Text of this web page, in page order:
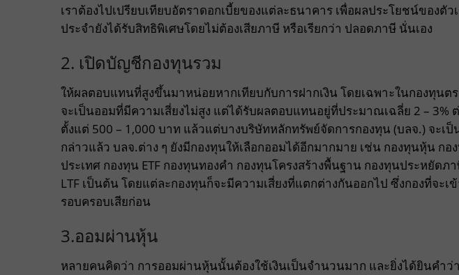
เราต้องไปเปรียบเทียบอัตราดอกเบี้ยของแต่ละธนาคาร เพื่อผลประโยชน์ของตัว
ประจำยังได้รับสิทธิพิเศษโดยไม่ต้องเสียภาษี หรือเรียกว่า ปลอดภาษี นั่นเอง
2. เปิดบัญชีกองทุนรวม
ให้ผลตอบแทนที่สูงขึ้นมาหน่อยหากเทียบกับการฝากเงิน โดยเฉพาะในกองทุนต
จะเป็นออมที่มีความเสี่ยงไม่สูง แต่ได้รับผลตอบแทนอยู่ที่ประมาณเฉลี่ย 2 – 3%
ตั้งแต่ 500 – 1,000 บาท แล้วแต่บางบริษัทหลักทรัพย์จัดการกองทุน (บลจ.) จะเ
กล่าวแล้ว บลจ.ต่าง ๆ ยังมีกองทุนให้เลือกออมได้อีกมากมาย เช่น กองทุนหุ้น กอ
ประเทศ กองทุน ETF กองทุนทองคำ กองทุนโครงสร้างพื้นฐาน กองทุนประหยัดภ
LTF เป็นต้น โดยแต่ละกองทุนก็จะมีความเสี่ยงที่แตกต่างกันออกไป ซึ่งกองที่จะ
รอบครอบเสียก่อน
3.ออมผ่านหุ้น
หลายคนคิดว่า การออมผ่านหุ้นนั้นต้องใช้เงินเป็นจำนวนมาก และยิ่งได้ยินคำว่